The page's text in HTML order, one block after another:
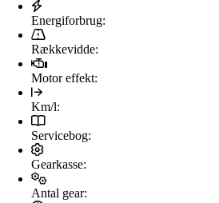
Energiforbrug:
Rækkevidde:
Motor effekt:
Km/l:
Servicebog:
Gearkasse:
Antal gear: